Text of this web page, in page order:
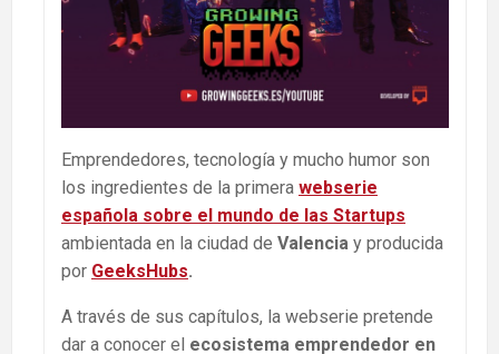
Emprendedores, tecnología y mucho humor son
los ingredientes de la primera webserie
española sobre el mundo de las Startups
ambientada en la ciudad de Valencia y producida
por GeeksHubs.
A través de sus capítulos, la webserie pretende
dar a conocer el ecosistema emprendedor en